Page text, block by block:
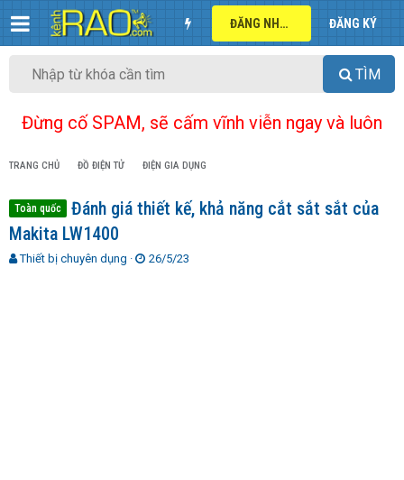
ĐĂNG NHẬP ĐĂNG KÝ
TÌM
Đừng cố SPAM, sẽ cấm vĩnh viễn ngay và luôn
TRANG CHỦ ĐỒ ĐIỆN TỬ ĐIỆN GIA DỤNG
Toàn quốc
Đánh giá thiết kế, khả năng cắt sắt sắt của
Makita LW1400
T
Thiết bị chuyên dụng
N
26/5/23